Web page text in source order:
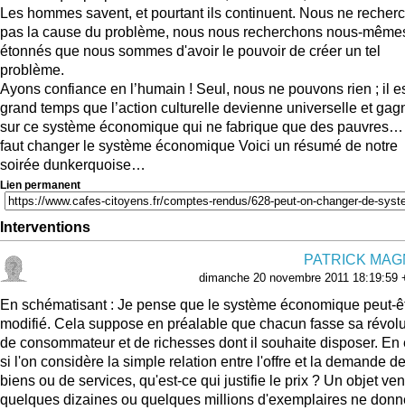
Les hommes savent, et pourtant ils continuent. Nous ne
pas la cause du problème, nous nous recherchons nous-
étonnés que nous sommes d'avoir le pouvoir de créer un tel
problème.
Ayons confiance en l’humain ! Seul, nous ne pouvons rien ; il
grand temps que l’action culturelle devienne universelle et
sur ce système économique qui ne fabrique que des
faut changer le système économique Voici un résumé de notre
soirée dunkerquoise…
Lien permanent
Interventions
PATRICK
dimanche 20 novembre 2011 18:19:59
En schématisant : Je pense que le système économique peut-
modifié. Cela suppose en préalable que chacun fasse sa
de consommateur et de richesses dont il souhaite disposer. En
si l'on considère la simple relation entre l'offre et la demande de
biens ou de services, qu'est-ce qui justifie le prix ? Un objet
quelques dizaines ou quelques millions d'exemplaires ne